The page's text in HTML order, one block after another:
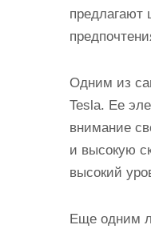
предлагают
Одним из
Tesla. Ее
внимание
и высокую
высокий
Еще одним